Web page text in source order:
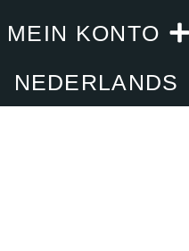
MEIN KONTO
NEDERLANDS